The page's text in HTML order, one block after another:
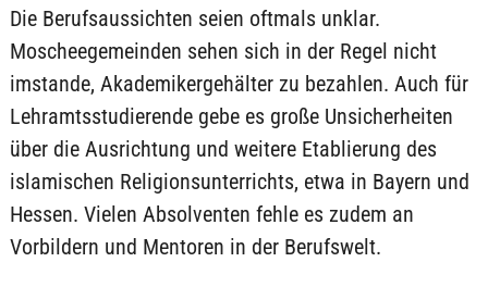
Die Berufsaussichten seien oftmals unklar.
Moscheegemeinden sehen sich in der Regel nicht
imstande, Akademikergehälter zu bezahlen. Auch für
Lehramtsstudierende gebe es große Unsicherheiten
über die Ausrichtung und weitere Etablierung des
islamischen Religionsunterrichts, etwa in Bayern und
Hessen. Vielen Absolventen fehle es zudem an
Vorbildern und Mentoren in der Berufswelt.